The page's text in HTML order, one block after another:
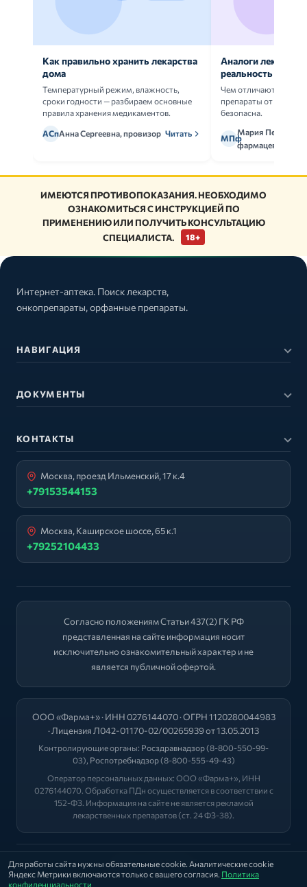
Для работы сайта нужны обязательные cookie. Аналитические cookie
Яндекс Метрики включаются только с вашего согласия. Политика
конфиденциальности
Как правильно хранить лекарства
дома
Температурный режим, влажность,
сроки годности — разбираем основные
правила хранения медикаментов.
АСпАнна Сергеевна, провизор Читать
Аналоги
реальность
Чем отличаются
препараты от
безопасна.
МПф
Мария Петрова,
фармацевт
ИМЕЮТСЯ ПРОТИВОПОКАЗАНИЯ. НЕОБХОДИМО
ОЗНАКОМИТЬСЯ С ИНСТРУКЦИЕЙ ПО
ПРИМЕНЕНИЮ ИЛИ ПОЛУЧИТЬ КОНСУЛЬТАЦИЮ
СПЕЦИАЛИСТА.
18+
Интернет-аптека. Поиск лекарств,
онкопрепараты, орфанные препараты.
НАВИГАЦИЯ
ДОКУМЕНТЫ
КОНТАКТЫ
Москва, проезд Ильменский, 17 к.4
+79153544153
Москва, Каширское шоссе, 65 к.1
+79252104433
Согласно положениям Статьи 437(2) ГК РФ
представленная на сайте информация носит
исключительно ознакомительный характер и не
является публичной офертой.
ООО «Фарма+» · ИНН 0276144070 · ОГРН 1120280044983
· Лицензия Л042-01170-02/00265939 от 13.05.2013
Контролирующие органы: Росздравнадзор(8-800-550-99-
03), Роспотребнадзор(8-800-555-49-43)
Оператор персональных данных: ООО «Фарма+», ИНН
0276144070. Обработка ПДн осуществляется в соответствии с
152-ФЗ. Информация на сайте не является рекламой
лекарственных препаратов (ст. 24 ФЗ-38).
2026 © "ФАРМА+"
Политика | Оферта | Лицензии